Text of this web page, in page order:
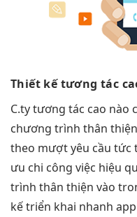
Thiết kếtương tác
C.tytương tác cao nào
chương trình thân thiện
theo mượtyêu cầu tức
ưu chi công việc hiệu
trình thân thiện vào
kếtriển khai nhanh